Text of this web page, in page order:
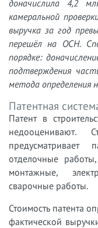
доначислила 4,2
камеральной
выручка за год
перешёл на ОСН.
порядке:
подтверждения
метода определения
Патентная
Патент в
предусматривает
отделочные
монтажные,
сварочные работы.
Стоимость патента
фактической